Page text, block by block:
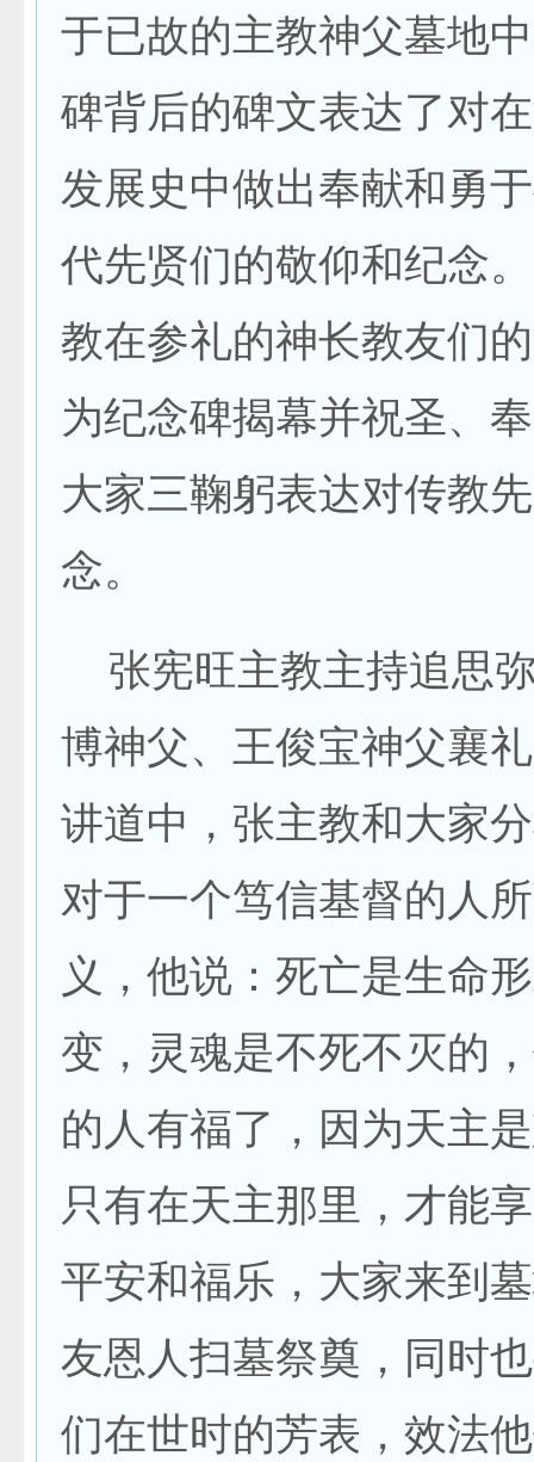
于已故的主教神父墓地
碑背后的碑文表达了对
发展史中做出奉献和勇
代先贤们的敬仰和纪念
教在参礼的神长教友们
为纪念碑揭幕并祝圣、
大家三鞠躬表达对传教
念。
张宪旺主教主持追思
博神父、王俊宝神父襄
讲道中，张主教和大家
对于一个笃信基督的人
义，他说：死亡是生命
变，灵魂是不死不灭的
的人有福了，因为天主
只有在天主那里，才能
平安和福乐，大家来到
友恩人扫墓祭奠，同时
们在世时的芳表，效法